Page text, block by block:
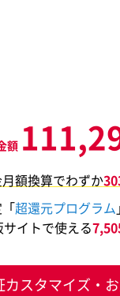
額
額換算でわずか
超還元プログラム
サイトで使える
スタマイズ・